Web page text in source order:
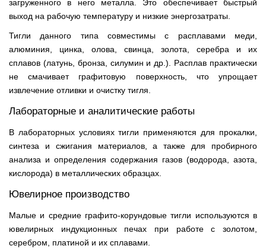
загруженного в него металла. Это обеспечивает быстрый
выход на рабочую температуру и низкие энергозатраты.
Тигли данного типа совместимы с расплавами меди,
алюминия, цинка, олова, свинца, золота, серебра и их
сплавов (латунь, бронза, силумин и др.). Расплав практически
не смачивает графитовую поверхность, что упрощает
извлечение отливки и очистку тигля.
Лабораторные и аналитические работы
В лабораторных условиях тигли применяются для прокалки,
синтеза и сжигания материалов, а также для пробирного
анализа и определения содержания газов (водорода, азота,
кислорода) в металлических образцах.
Ювелирное производство
Малые и средние графито-корундовые тигли используются в
ювелирных индукционных печах при работе с золотом,
серебром, платиной и их сплавами.